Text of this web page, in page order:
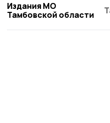
Издания МО
Тамбовской области